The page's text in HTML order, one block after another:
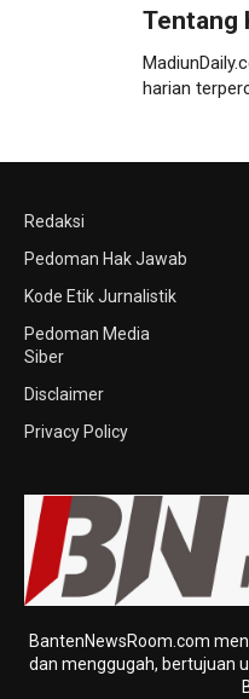
Tentang
harian
Redaksi
Pedoman Hak Jawab
Kode Etik Jurnalistik
Pedoman Media
Siber
Disclaimer
Privacy Policy
BantenNewsRoom.com
dan menggugah, bertujuan